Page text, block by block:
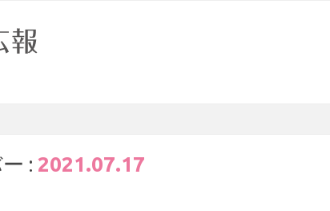
: 2021.07.17